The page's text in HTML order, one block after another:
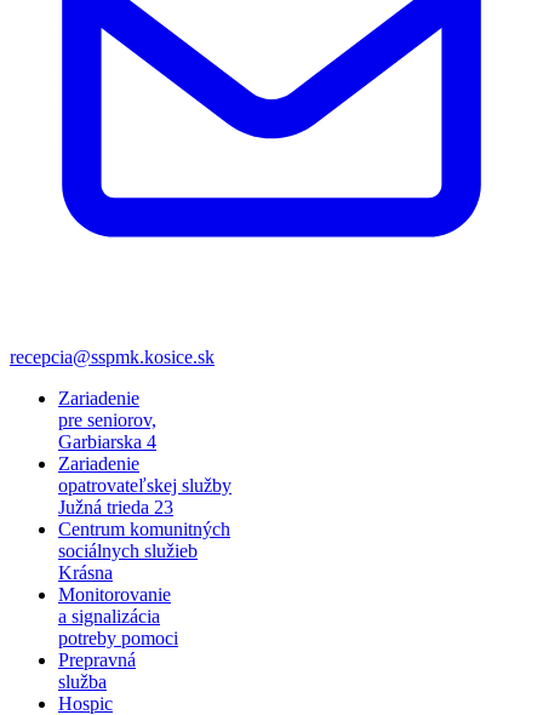
recepcia@sspmk.kosice.sk
Zariadenie
pre seniorov,
Garbiarska 4
Zariadenie
opatrovateľskej služby
Južná trieda 23
Centrum komunitných
sociálnych služieb
Krásna
Monitorovanie
a signalizácia
potreby pomoci
Prepravná
služba
Hospic